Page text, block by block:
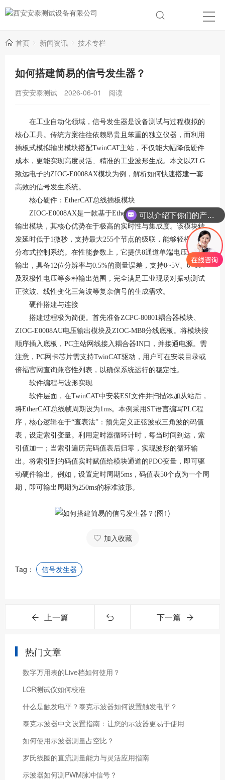
首页 新闻资讯 技术专栏
如何搭建简易的信号发生器？
西安安泰测试 2026-06-01 阅读
在工业自动化领域，信号发生器是设备测试与过程模拟的
核心工具。传统方案往往依赖昂贵且笨重的独立仪器，而利用
插板式模拟输出模块搭配TwinCAT主站，不仅能大幅降低硬件
成本，更能实现高度灵活、精准的工业波形生成。本文以ZLG
致远电子的ZIOC-E0008AX模块为例，解析如何快速搭建一套
高效的信号发生系统。
核心硬件： EtherCAT总线插板模块
ZIOC-E0008AX是一款基于EtherCAT总线的插板式模拟量
输出模块，其核心优势在于极高的实时性与集成度。该模块转
发延时低于1微秒，支持最大255个节点的级联，能够轻松融入
分布式控制系统。在性能参数上，它提供8通道单端电压或电流
输出，具备12位分辨率与0.5%的测量误差，支持0~5V、0~10V
及双极性电压等多种输出范围，完全满足工业现场对振动测试
正弦波、线性变化三角波等复杂信号的生成需求。
硬件搭建与连接
搭建过程极为简便。首先准备ZCPC-80801耦合器模块、
ZIOC-E0008AU电压输出模块及ZIOC-MB8分线底板。将模块按
顺序插入底板，PC主站网线接入耦合器IN口，并接通电源。需
注意，PC网卡芯片需支持TwinCAT驱动，用户可在安装目录或
倍福官网查询兼容性列表，以确保系统运行的稳定性。
软件编程与波形实现
软件层面，在TwinCAT中安装ESI文件并扫描添加从站后，
将EtherCAT总线帧周期设为1ms。本例采用ST语言编写PLC程
序，核心逻辑在于“查表法”：预先定义正弦波或三角波的码值
表，设定索引变量。利用定时器循环计时，每当时间到达，索
引值加一；当索引遍历完码值表后归零，实现波形的循环输
出。将索引到的码值实时赋值给模块通道的PDO变量，即可驱
动硬件输出。例如，设置定时周期5ms，码值表50个点为一个周
期，即可输出周期为250ms的标准波形。
加入收藏
Tag： 信号发生器
上一篇 下一篇
热门文章
数字万用表的Live档如何使用？
LCR测试仪如何校准
什么是触发电平？泰克示波器如何设置触发电平？
泰克示波器中文设置指南：让您的示波器更易于使用
如何使用示波器测量占空比？
罗氏线圈的直流测量能力与灵活应用指南
示波器如何测PWM脉冲信号？
可以介绍下你们的产品么？